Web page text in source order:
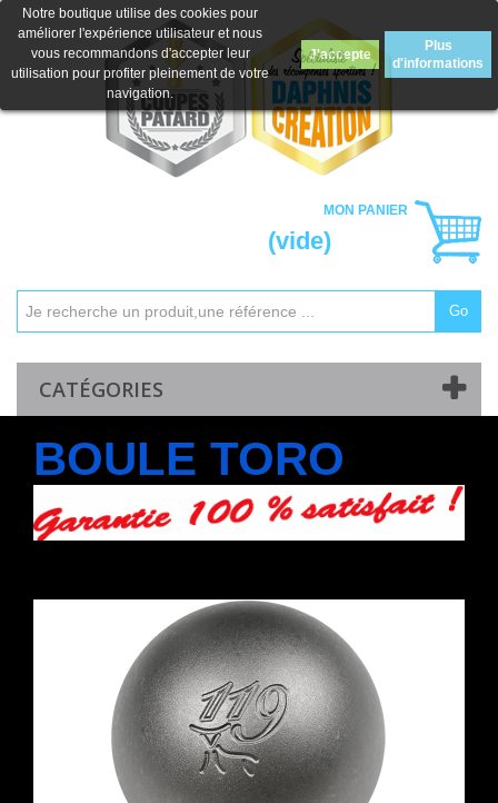
MON PANIER
(vide)
Go
CATÉGORIES
Notre boutique utilise des cookies pour
améliorer l'expérience utilisateur et nous
vous recommandons d'accepter leur
utilisation pour profiter pleinement de votre
navigation.
J'accepte
Plus
d'informations
BOULE TORO